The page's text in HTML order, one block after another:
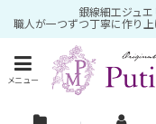
銀線細工ジュ
職人が一つずつ丁寧に作り
メニュー